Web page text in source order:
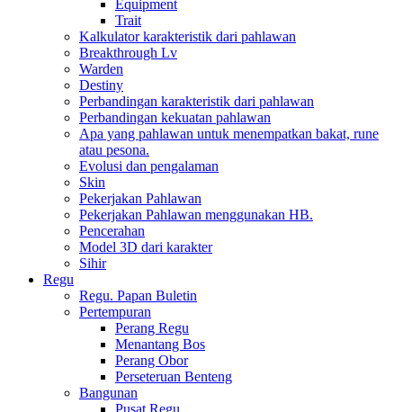
Equipment
Trait
Kalkulator karakteristik dari pahlawan
Breakthrough Lv
Warden
Destiny
Perbandingan karakteristik dari pahlawan
Perbandingan kekuatan pahlawan
Apa yang pahlawan untuk menempatkan bakat, rune
atau pesona.
Evolusi dan pengalaman
Skin
Pekerjakan Pahlawan
Pekerjakan Pahlawan menggunakan HB.
Pencerahan
Model 3D dari karakter
Sihir
Regu
Regu. Papan Buletin
Pertempuran
Perang Regu
Menantang Bos
Perang Obor
Perseteruan Benteng
Bangunan